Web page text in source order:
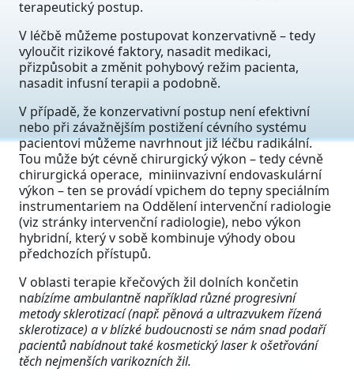
terapeutický postup.
V léčbě můžeme postupovat konzervativně – tedy
vyloučit rizikové faktory, nasadit medikaci,
přizpůsobit a změnit pohybový režim pacienta,
nasadit infusní terapii a podobně.
V případě, že konzervativní postup není efektivní
nebo při závažnějším postižení cévního systému
pacientovi můžeme navrhnout již léčbu radikální.
Tou může být cévně chirurgický výkon – tedy cévně
chirurgická operace, miniinvazivní endovaskulární
výkon – ten se provádí vpichem do tepny speciálním
instrumentariem na Oddělení intervenční radiologie
(viz stránky intervenční radiologie), nebo výkon
hybridní, který v sobě kombinuje výhody obou
předchozích přístupů.
V oblasti terapie křečových žil dolních končetin
nabízíme ambulantně například různé progresivní
metody sklerotizací (např. pěnová a ultrazvukem řízená
sklerotizace) a v blízké budoucnosti se nám snad podaří
pacientů nabídnout také kosmetický laser k ošetřování
těch nejmenších varikozních žil.